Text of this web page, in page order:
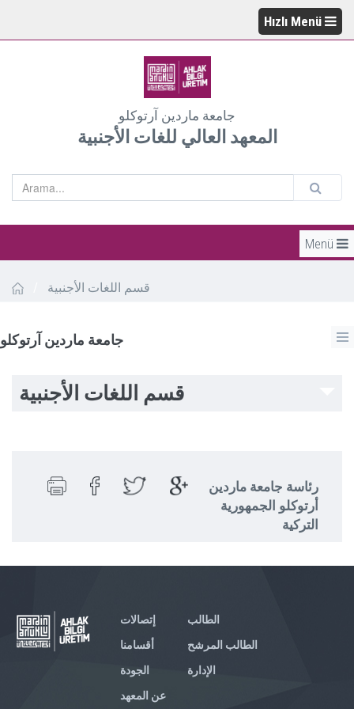
Hızlı Menü
جامعة ماردين آرتوكلو
المعهد العالي للغات الأجنبية
Menü
قسم اللغات الأجنبية
جامعة ماردين آرتوكلو
قسم اللغات الأجنبية
رئاسة جامعة ماردين
أرتوكلو الجمهورية
التركية
إتصالات
أقسامنا
الجودة
الطالب
الطالب المرشح
الإدارة
عن المعهد